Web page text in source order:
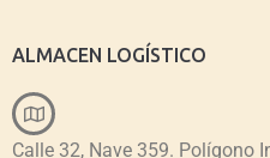
ALMACEN LOGÍSTICO
Calle 32, Nave 359. Polígono